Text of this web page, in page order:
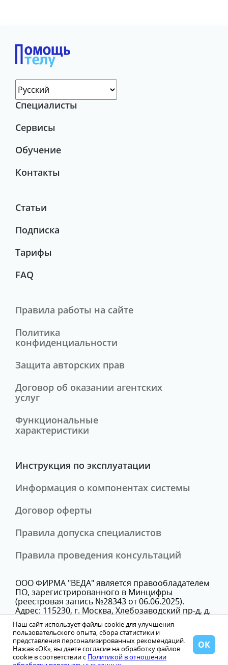
Специалисты
Сервисы
Обучение
Контакты
Статьи
Подписка
Тарифы
FAQ
Правила работы на сайте
Политика
конфиденциальности
Защита авторских прав
Договор об оказании агентских
услуг
Функциональные
характеристики
Инструкция по эксплуатации
Информация о компонентах системы
Договор оферты
Правила допуска специалистов
Правила проведения консультаций
ООО ФИРМА "ВЕДА" является правообладателем
ПО, зарегистрированного в Минцифры
(реестровая запись №28343 от 06.06.2025).
Адрес: 115230, г. Москва, Хлебозаводский пр-д, д.
7, стр. 9, этаж 3, помещение Х, комн. 25В
Телефон: +74993503621
Наш сайт использует файлы cookie для улучшения
пользовательского опыта, сбора статистики и
представления персонализированных рекомендаций.
Нажав «ОК», вы даете согласие на обработку файлов
cookie в соответствии с Политикой в отношении
ОК